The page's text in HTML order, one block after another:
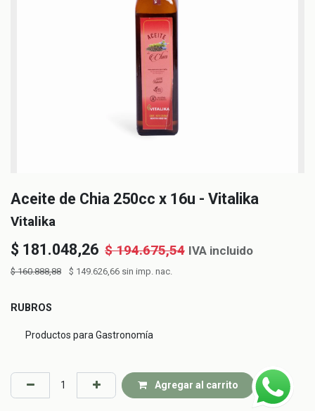
Aceite de Chia 250cc x 16u - Vitalika
Vitalika
$ 181.048,26 $194.675,54 IVA incluido
$160.888,88 $ 149.626,66 sin imp. nac.
RUBROS
Productos para Gastronomía
Agregar al carrito